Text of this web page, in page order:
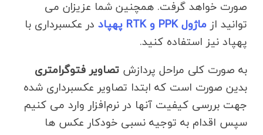
صورت خواهد گرفت. همچنین شما عزیزان می
توانید از ماژول PPK و RTK پهپاد
در عکسبرداری با
پهپاد نیز استفاده کنید.
به صورت کلی مراحل پردازش تصاویر فتوگرامتری
بدین صورت است که ابتدا تصاویر عکسبرداری شده
جهت بررسی کیفیت آنها در نرم‌افزار وارد می کنیم
سپس اقدام به توجیه نسبی خودکار عکس ها